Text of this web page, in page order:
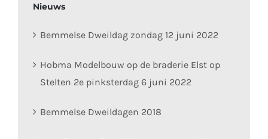
Nieuws
Bemmelse Dweildag zondag 12 juni 2022
Hobma Modelbouw op de braderie Elst op
Stelten 2e pinksterdag 6 juni 2022
Bemmelse Dweildagen 2018